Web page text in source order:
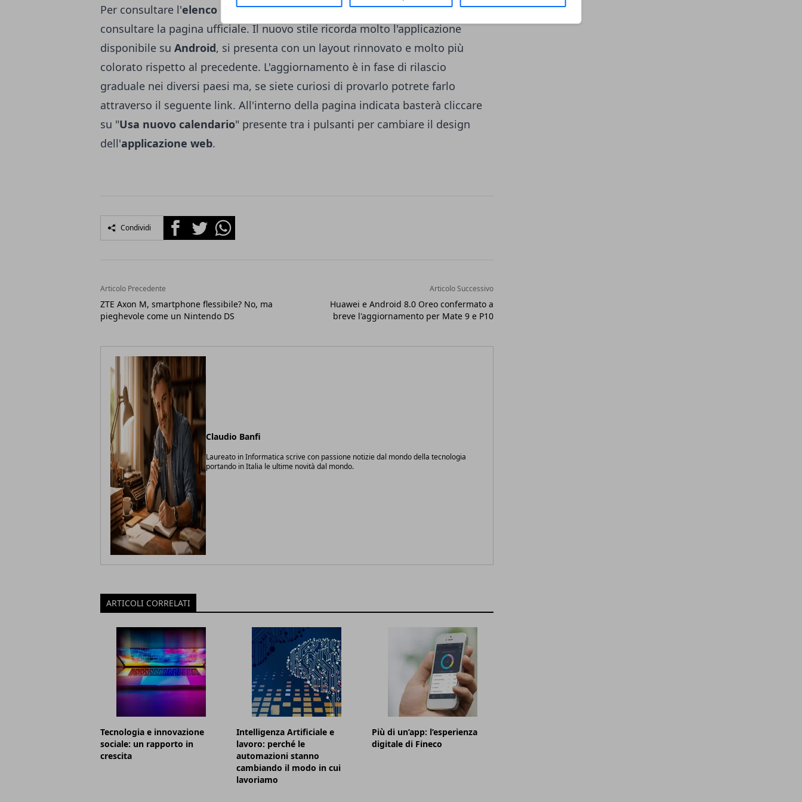
Per consultare l'elenco completo delle nuove funzionidisponibili potete
consultare la pagina ufficiale. Il nuovo stile ricorda molto l'applicazione
disponibile su Android, si presenta con un layout rinnovato e molto più
colorato rispetto al precedente. L'aggiornamento è in fase di rilascio
graduale nei diversi paesi ma, se siete curiosi di provarlo potrete farlo
attraverso il seguente link. All'interno della pagina indicata basterà cliccare
su "Usa nuovo calendario" presente tra i pulsanti per cambiare il design
dell'applicazione web.
Condividi FacebookTwitterWhatsapp
Articolo Precedente
ZTE Axon M, smartphone flessibile? No, ma
pieghevole come un Nintendo DS
Articolo Successivo
Huawei e Android 8.0 Oreo confermato a
breve l'aggiornamento per Mate 9 e P10
Claudio Banfi
Laureato in Informatica scrive con passione notizie dal mondo della tecnologia
portando in Italia le ultime novità dal mondo.
ARTICOLI CORRELATI
Tecnologia e innovazione
sociale: un rapporto in
crescita
Intelligenza Artificiale e
lavoro: perché le
automazioni stanno
cambiando il modo in cui
lavoriamo
Più di un’app: l’esperienza
digitale di Fineco